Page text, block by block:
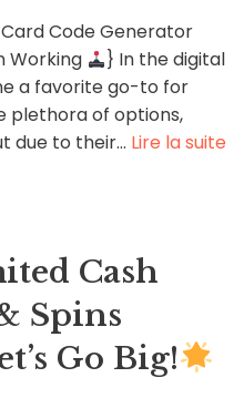
Code Generator
Working
} In the digital
a favorite go-to for
plethora of options,
due to their… Lire la suite
Cash
Spins
Go Big!